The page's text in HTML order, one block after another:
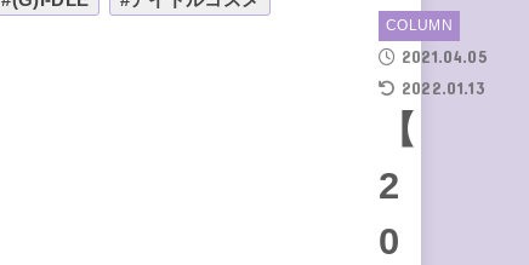
COLUMN
2021.04.05
2022.01.13
【
2
0